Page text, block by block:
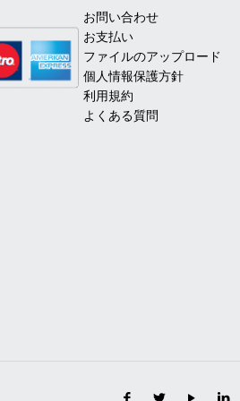
お問い合わせ
お支払い
ファイルのアップロード
個人情報保護方針
利用規約
よくある質問